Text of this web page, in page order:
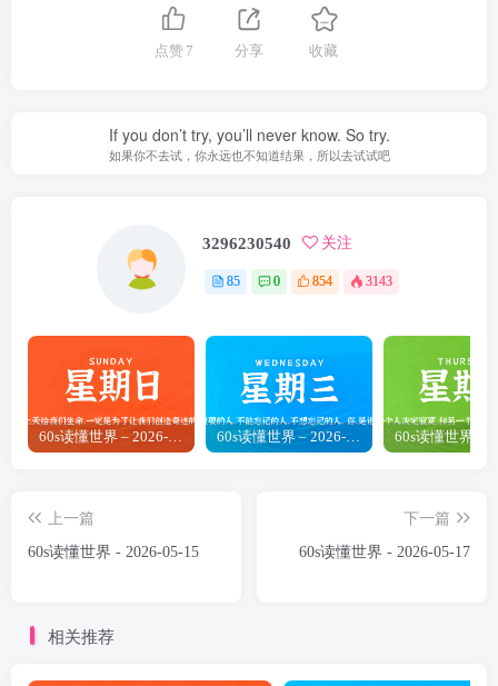
点赞 7 分享 收藏
If you don’t try, you’ll never know. So try.
如果你不去试，你永远也不知道结果，所以去试试吧
3296230540 关注
85 0 854 3143
60s读懂世界 – 2026-06-28 60s读懂世界 – 2026-07-29
上一篇
60s读懂世界 - 2026-05-15
下一篇
60s读懂世界 - 2026-05-17
相关推荐